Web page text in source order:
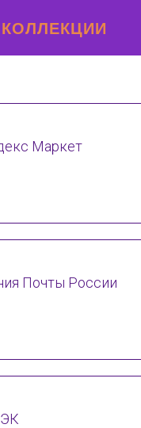
КОЛЛЕКЦИИ
Маркет
Почты России